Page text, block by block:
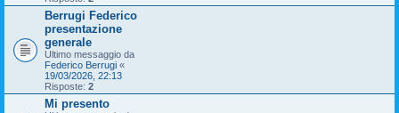
Berrugi Federico
presentazione
generale
Ultimo messaggio da
Federico Berrugi «
19/03/2026, 22:13
Risposte: 2
Mi presento